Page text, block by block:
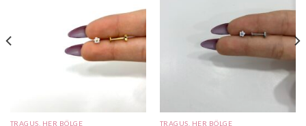
TRAGUS, HER BÖLGE TRAGUS, HER BÖLGE